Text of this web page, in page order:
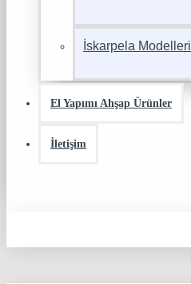
İskarpela Modelleri
El Yapımı Ahşap Ürünler
İletişim